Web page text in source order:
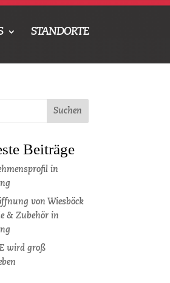
STANDORTE
Beiträge
in
von Wiesböck
& Zubehör in
wird groß